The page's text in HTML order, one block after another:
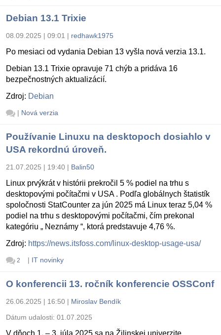
Debian 13.1 Trixie
08.09.2025 | 09:01 | redhawk1975
Po mesiaci od vydania Debian 13 vyšla nová verzia 13.1.
Debian 13.1 Trixie opravuje 71 chýb a pridáva 16
bezpečnostných aktualizácií.
Zdroj: Debian
| Nová verzia
Používanie Linuxu na desktopoch dosiahlo v
USA rekordnú úroveň.
21.07.2025 | 19:40 | Balin50
Linux prvýkrát v histórii prekročil 5 % podiel na trhu s
desktopovými počítačmi v USA . Podľa globálnych štatistík
spoločnosti StatCounter za jún 2025 má Linux teraz 5,04 %
podiel na trhu s desktopovými počítačmi, čím prekonal
kategóriu „ Neznámy “, ktorá predstavuje 4,76 %.
Zdroj: https://news.itsfoss.com/linux-desktop-usage-usa/
2 | IT novinky
O konferencii 13. ročník konferencie OSSConf
26.06.2025 | 16:50 | Miroslav Bendík
Dátum udalosti: 01.07.2025